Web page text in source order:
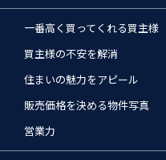
一番高く買ってくれる買主様
買主様の不安を解消
住まいの魅力をアピール
販売価格を決める物件写真
営業力